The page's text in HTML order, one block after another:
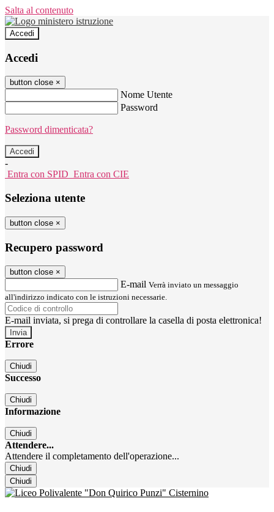
Salta al contenuto
Accedi
Accedi
button close ×
Nome Utente
Password
Password dimenticata?
-
Entra con SPID Entra con CIE
Seleziona utente
button close ×
Recupero password
button close ×
E-mail Verrà inviato un messaggio
all'indirizzo indicato con le istruzioni necessarie.
E-mail inviata, si prega di controllare la casella di posta elettronica!
Errore
Chiudi
Successo
Chiudi
Informazione
Chiudi
Attendere...
Attendere il completamento dell'operazione...
Chiudi
Chiudi